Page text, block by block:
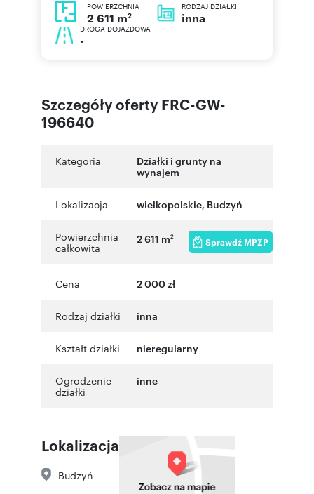
POWIERZCHNIA
2 611 m2
RODZAJ DZIAŁKI
inna
DROGA DOJAZDOWA
-
Szczegóły oferty FRC-GW-
196640
Kategoria
Działki i grunty na
wynajem
Lokalizacja wielkopolskie, Budzyń
Powierzchnia
całkowita
2 611 m2 Sprawdź MPZP
Cena 2 000 zł
Rodzaj działki inna
Kształt działki nieregularny
Ogrodzenie
działki
inne
Lokalizacja
Budzyń